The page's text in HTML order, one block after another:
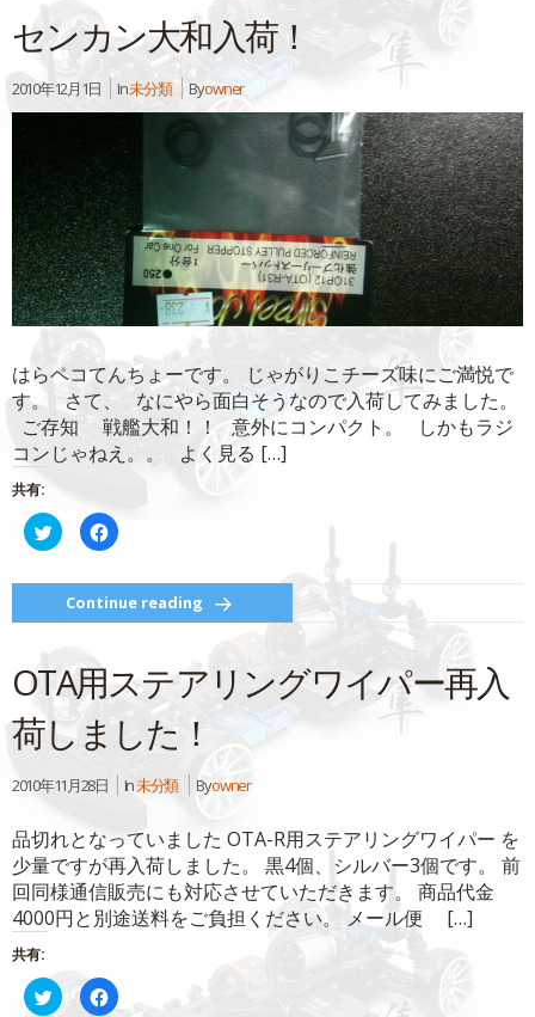
(新
し
い
ィ
ン
ド
す)
ッ
ク
し
く
だ
さ
(新
い
ウ
ィ
ン
ド
ウ
で
開
き
ま
す)
センカン大和入荷！
2010年12月1日 In未分類 Byowner
はらペコてんちょーです。 じゃがりこチーズ味にご満悦で
す。 さて、 なにやら面白そうなので入荷してみました。
ご存知 戦艦大和！！ 意外にコンパクト。 しかもラジ
コンじゃねえ。。 よく見る […]
共有:
ク
リ
し
て
Twitter
で
(新
し
い
ィ
ン
ド
で
ま
す)
Facebook
で
す
る
に
は
ッ
ク
し
く
だ
さ
い
(新
し
ィ
ン
ド
ウ
で
開
き
Continue reading
OTA用ステアリングワイパー再入
荷しました！
2010年11月28日 In未分類 Byowner
品切れとなっていました OTA-R用ステアリングワイパー を
少量ですが再入荷しました。 黒4個、シルバー3個です。 前
回同様通信販売にも対応させていただきます。 商品代金
4000円と別途送料をご負担ください。 メール便 […]
共有:
ク
リ
Facebook
で